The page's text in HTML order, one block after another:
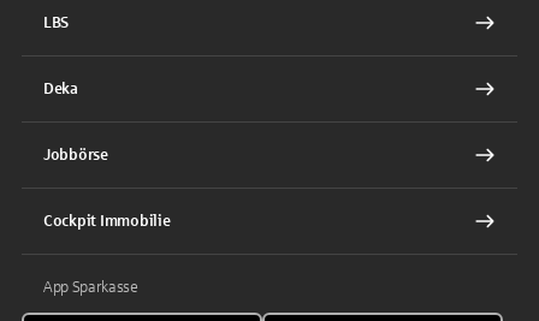
LBS
Deka
Jobbörse
Cockpit Immobilie
App Sparkasse